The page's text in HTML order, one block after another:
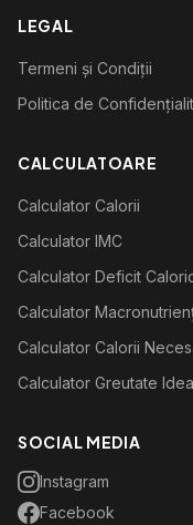
LEGAL
Termeni și Condiții
Politica de
CALCULATOARE
Calculator Calorii
Calculator IMC
Calculator Deficit
Calculator
Calculator Calorii
Calculator Greutate
SOCIAL MEDIA
Instagram
Facebook